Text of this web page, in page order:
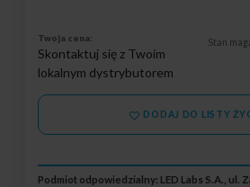
Twoja cena:
Skontaktuj się z Twoim
lokalnym dystrybutorem
Stan
DODAJ DO LISTY
Podmiot odpowiedzialny: LED Labs S.A., ul.